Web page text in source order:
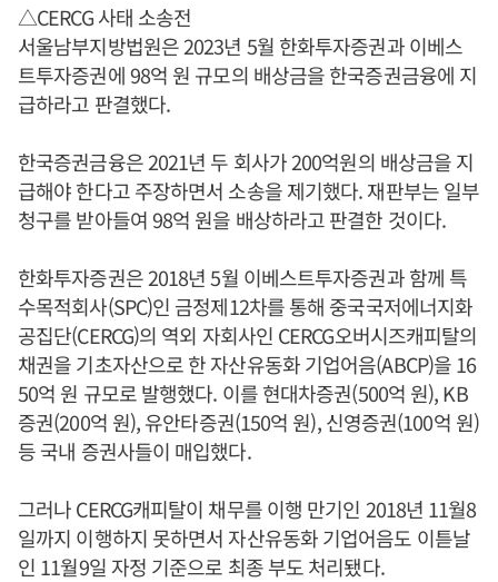
△CERCG 사태 소송전
서울남부지방법원은 2023년 5월 한화투자증권과 이베스
트투자증권에 98억 원 규모의 배상금을 한국증권금융에 지
급하라고 판결했다.
한국증권금융은 2021년 두 회사가 200억원의 배상금을 지
급해야 한다고 주장하면서 소송을 제기했다. 재판부는 일부
청구를 받아들여 98억 원을 배상하라고 판결한 것이다.
한화투자증권은 2018년 5월 이베스트투자증권과 함께 특
수목적회사(SPC)인 금정제12차를 통해 중국국저에너지화
공집단(CERCG)의 역외 자회사인 CERCG오버시즈캐피탈의
채권을 기초자산으로 한 자산유동화 기업어음(ABCP)을 16
50억 원 규모로 발행했다. 이를 현대차증권(500억 원), KB
증권(200억 원), 유안타증권(150억 원), 신영증권(100억 원)
등 국내 증권사들이 매입했다.
그러나 CERCG캐피탈이 채무를 이행 만기인 2018년 11월8
일까지 이행하지 못하면서 자산유동화 기업어음도 이튿날
인 11월9일 자정 기준으로 최종 부도 처리됐다.